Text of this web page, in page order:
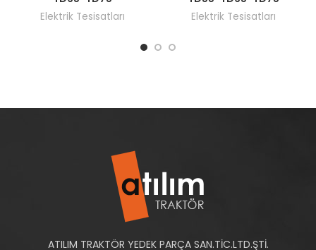
Elektrik Tesisatları Elektrik Tesisatları
ATILIM TRAKTÖR YEDEK PARÇA SAN.TİC.LTD.ŞTİ.